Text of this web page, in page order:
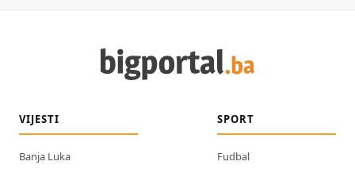
VIJESTI
Banja Luka
SPORT
Fudbal